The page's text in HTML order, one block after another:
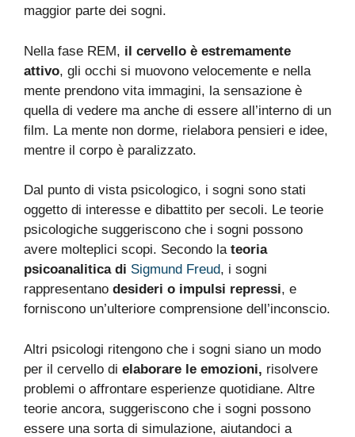
maggior parte dei sogni.
Nella fase REM, il cervello è estremamente
attivo, gli occhi si muovono velocemente e nella
mente prendono vita immagini, la sensazione è
quella di vedere ma anche di essere all’interno di un
film. La mente non dorme, rielabora pensieri e idee,
mentre il corpo è paralizzato.
Dal punto di vista psicologico, i sogni sono stati
oggetto di interesse e dibattito per secoli. Le teorie
psicologiche suggeriscono che i sogni possono
avere molteplici scopi. Secondo la teoria
psicoanalitica di Sigmund Freud, i sogni
rappresentano desideri o impulsi repressi, e
forniscono un’ulteriore comprensione dell’inconscio.
Altri psicologi ritengono che i sogni siano un modo
per il cervello di elaborare le emozioni, risolvere
problemi o affrontare esperienze quotidiane. Altre
teorie ancora, suggeriscono che i sogni possono
essere una sorta di simulazione, aiutandoci a